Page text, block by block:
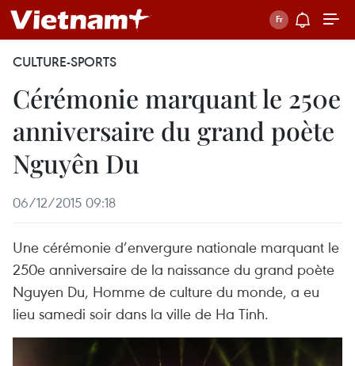
CULTURE-SPORTS
Cérémonie marquant le 250e
anniversaire du grand poète
Nguyên Du
06/12/2015 09:18
Une cérémonie d’envergure nationale marquant le
250e anniversaire de la naissance du grand poète
Nguyen Du, Homme de culture du monde, a eu
lieu samedi soir dans la ville de Ha Tinh.